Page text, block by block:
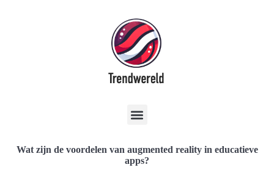
Wat zijn de voordelen van augmented reality in educatieve
apps?